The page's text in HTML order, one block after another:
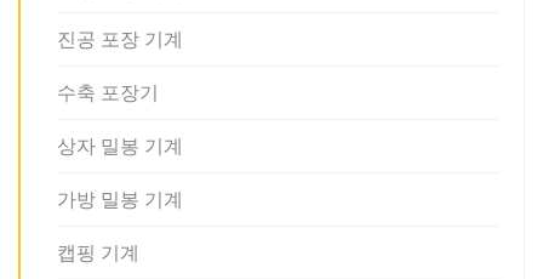
진공 포장 기계
수축 포장기
상자 밀봉 기계
가방 밀봉 기계
캡핑 기계